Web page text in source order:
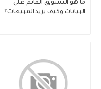
ما هو التسويق القائم على
البيانات وكيف يزيد المبيعات؟